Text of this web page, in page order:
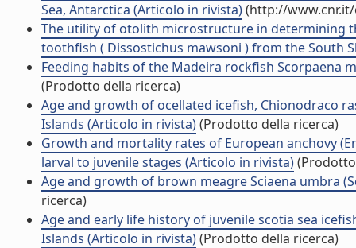
Sea, Antarctica (Articolo in rivista)(http://
The utility of otolith microstructure in determining
toothfish ( Dissostichus mawsoni ) from the South
Feeding habits of the Madeira rockfish Scorpaena
(Prodotto della ricerca)
Age and growth of ocellated icefish, Chionodraco
Islands (Articolo in rivista)(Prodotto della ricerca)
Growth and mortality rates of European anchovy
larval to juvenile stages (Articolo in rivista)
Age and growth of brown meagre Sciaena umbra
ricerca)
Age and early life history of juvenile scotia sea
Islands (Articolo in rivista)(Prodotto della ricerca)